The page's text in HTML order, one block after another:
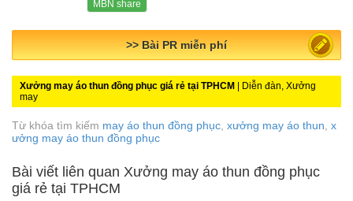
MBN share
>> Quảng cáo miễn phí
Xưởng may áo thun đồng phục giá rẻ tại TPHCM
| Diễn đàn, Xưởng
may
Từ khóa tìm kiếm may áo thun đồng phục xưởng may áo thun x
ưởng may áo thun đồng phục
Bài viết liên quan Xưởng may áo thun đồng phục
giá rẻ tại TPHCM